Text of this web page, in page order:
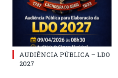
AUDIÊNCIA PÚBLICA – LDO
2027